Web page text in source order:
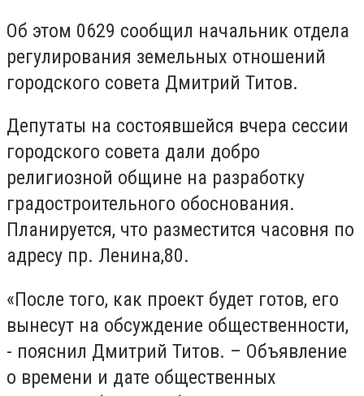
Об этом 0629 сообщил начальник отдела
регулирования земельных отношений
городского совета Дмитрий Титов.
Депутаты на состоявшейся вчера сессии
городского совета дали добро
религиозной общине на разработку
градостроительного обоснования.
Планируется, что разместится часовня по
адресу пр. Ленина,80.
«После того, как проект будет готов, его
вынесут на обсуждение общественности,
- пояснил Дмитрий Титов. – Объявление
о времени и дате общественных